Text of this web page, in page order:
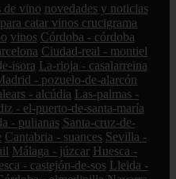
de vino novedades y noticias
catar vinos crucigrama
vinos Córdoba - córdoba
Ciudad-real - montiel
isora La-rioja - casalarreina
- pozuelo-de-alarcón
- alcúdia Las-palmas -
- el-puerto-de-santa-maría
- pulianas Santa-cruz-de-
Cantabria - suances Sevilla -
Málaga - júzcar Huesca -
- castejón-de-sos Lleida -